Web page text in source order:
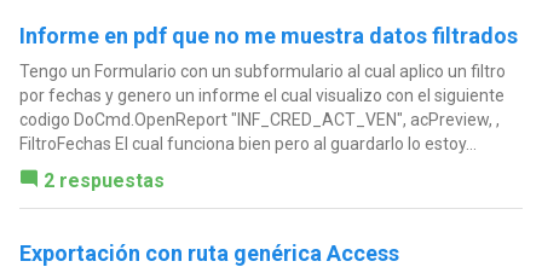
Informe en pdf que no me muestra datos filtrados
Tengo un Formulario con un subformulario al cual aplico un filtro
por fechas y genero un informe el cual visualizo con el siguiente
codigo DoCmd.OpenReport "INF_CRED_ACT_VEN", acPreview, ,
FiltroFechas El cual funciona bien pero al guardarlo lo estoy...
2 respuestas
Exportación con ruta genérica Access